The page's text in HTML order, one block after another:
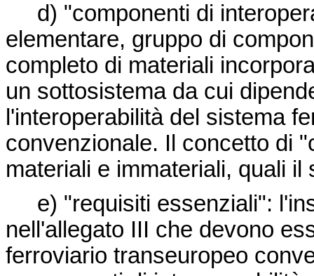
d) "componenti di
elementare, gruppo di
completo di materiali
un sottosistema da cui
l'interoperabilità del sistema
convenzionale. Il concetto di
materiali e immateriali, quali il
e) "requisiti essenziali":
nell'allegato III che devono
ferroviario transeuropeo